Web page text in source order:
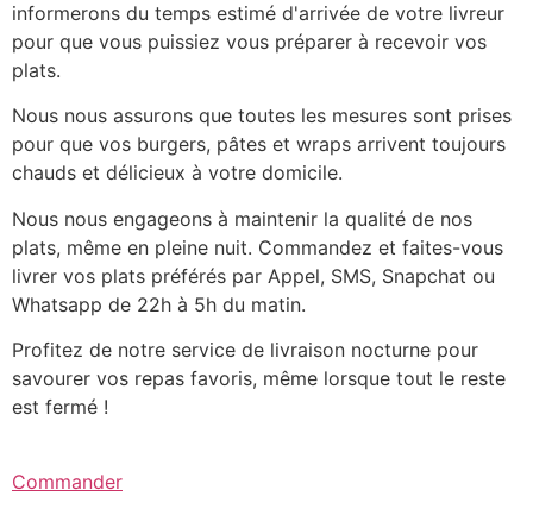
informerons du temps estimé d'arrivée de votre livreur
pour que vous puissiez vous préparer à recevoir vos
plats.
Nous nous assurons que toutes les mesures sont prises
pour que vos burgers, pâtes et wraps arrivent toujours
chauds et délicieux à votre domicile.
Nous nous engageons à maintenir la qualité de nos
plats, même en pleine nuit. Commandez et faites-vous
livrer vos plats préférés par Appel, SMS, Snapchat ou
Whatsapp de 22h à 5h du matin.
Profitez de notre service de livraison nocturne pour
savourer vos repas favoris, même lorsque tout le reste
est fermé !
Commander